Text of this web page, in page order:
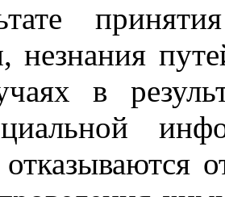
незнания
в